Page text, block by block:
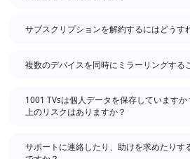
サブスクリプションを解約するにはどうす
複数のデバイスを同時にミラーリングする
1001 TVsは個人データを保存しています
上のリスクはありますか？
サポートに連絡したり、助けを求めたりす